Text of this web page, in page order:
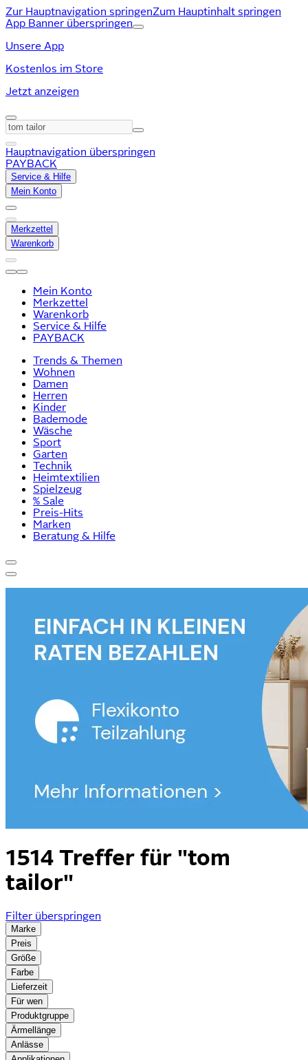
Zur Hauptnavigation springenZum Hauptinhalt springen
App Banner überspringen
Unsere App
Kostenlos im Store
Jetzt anzeigen
Hauptnavigation überspringen
PAYBACK
Service & Hilfe
Mein Konto
Merkzettel
Warenkorb
Mein Konto
Merkzettel
Warenkorb
Service & Hilfe
PAYBACK
Trends & Themen
Wohnen
Damen
Herren
Kinder
Bademode
Wäsche
Sport
Garten
Technik
Heimtextilien
Spielzeug
% Sale
Preis-Hits
Marken
Beratung & Hilfe
1514 Treffer für "tom
tailor"
Filter überspringen
Marke
Preis
Größe
Farbe
Lieferzeit
Für wen
Produktgruppe
Ärmellänge
Anlässe